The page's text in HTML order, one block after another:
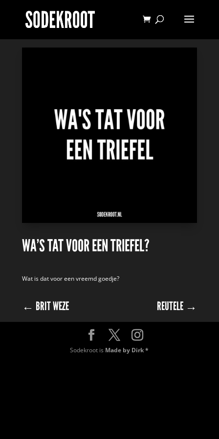
WA’S TAT VOOR EEN TRIEFEL?
Wat is dat voor een vreemd goedje?
← BRIT WEZE REUTELE →
Sodekroot is Made by Dirk *